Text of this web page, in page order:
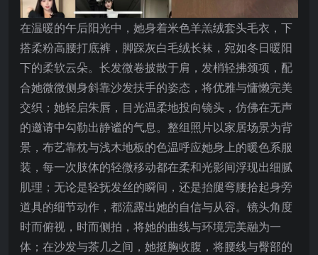
在温暖的午后阳光中，她身着米色羊羔绒套头毛衣，下
搭柔粉高腰打底裤，脚踩灰白毛绒长袜，宛如冬日暖阳
下的柔软云朵。长发微卷披散于肩，发梢轻拂颈项，配
合她微微侧身斜靠沙发扶手的姿态，将优雅与慵懒完美
交织；她轻启朱唇，目光温柔地投向镜头，仿佛在无声
的邀请中勾勒出静谧的气息。整组照片以家居场景为背
景，布艺靠枕与浅木地板的色温呼应她身上的暖色系服
装，每一次肢体的轻微移动都在柔和光影间浮现出细腻
肌理；无论是轻抚发丝的瞬间，还是抬腿弯腰拾起身旁
道具的细节动作，都流露出她的自信与从容。镜头角度
时而俯视，时而侧拍，将她的曲线与环境完美融为一
体；在沙发与茶几之间，她挺胸收腹，将腰线与臀部的